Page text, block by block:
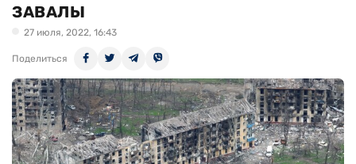
ЗАВАЛЫ
27 июля, 2022, 16:43
Поделиться